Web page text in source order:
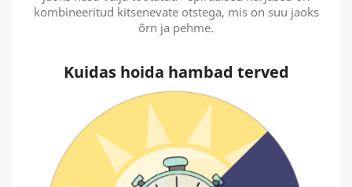
kombineeritud kitsenevate otstega, mis on suu jaoks
õrn ja pehme.
Kuidas hoida hambad terved